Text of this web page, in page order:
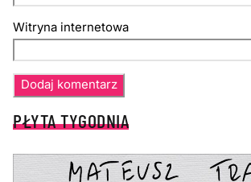
Witryna internetowa
PŁYTA TYGODNIA